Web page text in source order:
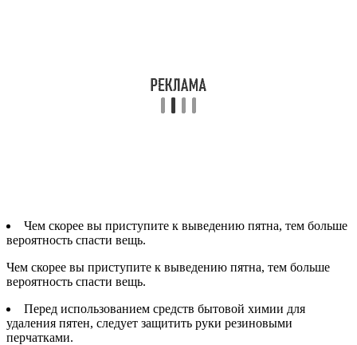
Чем скорее вы приступите к выведению пятна, тем больше
вероятность спасти вещь.
Чем скорее вы приступите к выведению пятна, тем больше
вероятность спасти вещь.
Перед использованием средств бытовой химии для
удаления пятен, следует защитить руки резиновыми
перчатками.